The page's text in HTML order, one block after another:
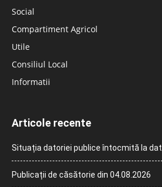
Social
Compartiment Agricol
Utile
Consiliul Local
Informatii
Articole recente
Situația datoriei publice întocmită la
Publicații de căsătorie din 04.08.2026